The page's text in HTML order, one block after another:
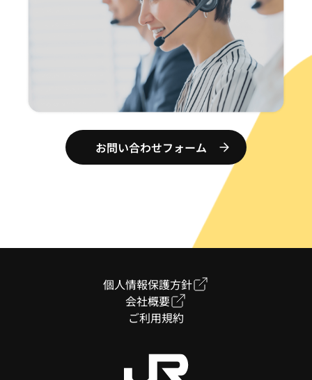
お問い合わせフォーム
個人情報保護方針
会社概要
ご利用規約